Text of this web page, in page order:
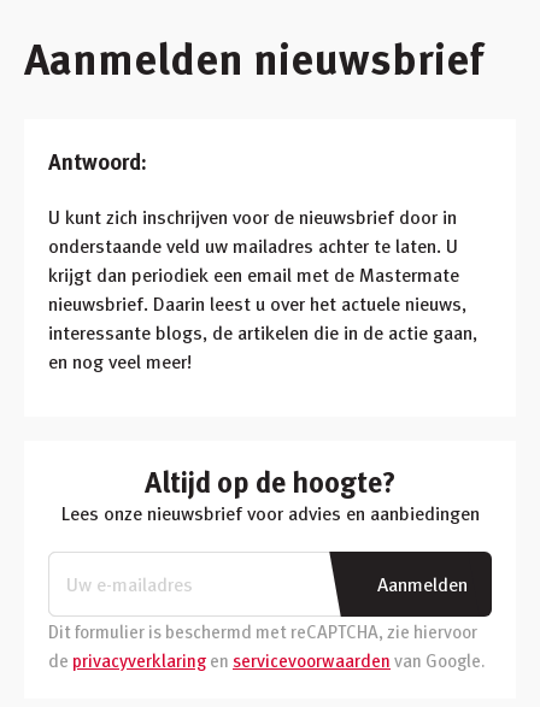
Vestigingen(48)
Klant worden
Aanmelden nieuwsbrief
Antwoord:
U kunt zich inschrijven voor de nieuwsbrief door in
onderstaande veld uw mailadres achter te laten. U
krijgt dan periodiek een email met de Mastermate
nieuwsbrief. Daarin leest u over het actuele nieuws,
interessante blogs, de artikelen die in de actie gaan,
en nog veel meer!
Altijd op de hoogte?
Lees onze nieuwsbrief voor advies en aanbiedingen
Aanmelden
Dit formulier is beschermd met reCAPTCHA, zie hiervoor
de privacyverklaringen servicevoorwaardenvan Google.